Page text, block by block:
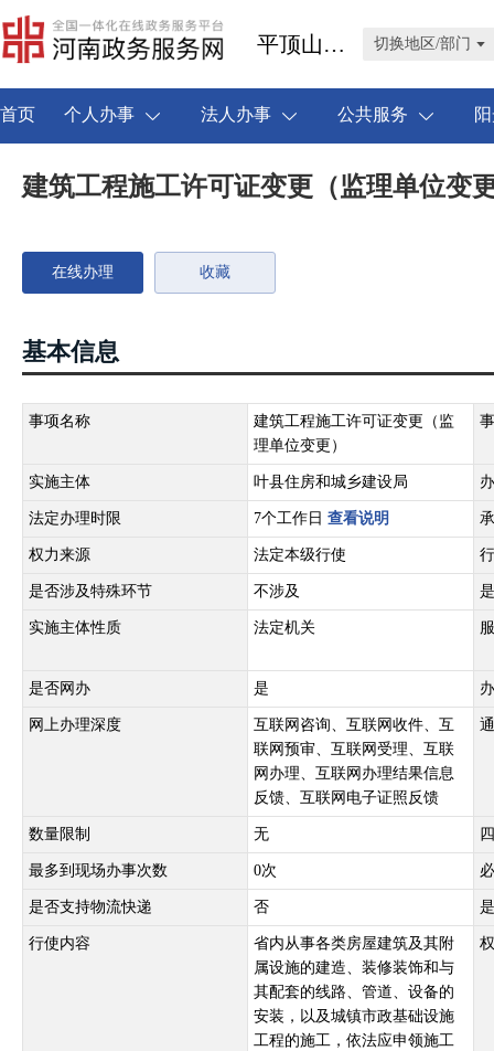
平顶山市叶县 切换地区/部门
首页 个人办事 法人办事 公共服务
建筑工程施工许可证变更（监理单位变
在线办理 收藏
基本信息
事项名称
建筑工程施工许可证变更（监
理单位变更）
实施主体 叶县住房和城乡建设局
法定办理时限 7个工作日 查看说明
权力来源 法定本级行使
是否涉及特殊环节 不涉及
实施主体性质 法定机关
是否网办 是
网上办理深度
互联网咨询、互联网收件、互
联网预审、互联网受理、互联
网办理、互联网办理结果信息
反馈、互联网电子证照反馈
数量限制 无
最多到现场办事次数 0次
是否支持物流快递 否
行使内容
省内从事各类房屋建筑及其附
属设施的建造、装修装饰和与
其配套的线路、管道、设备的
安装，以及城镇市政基础设施
工程的施工，依法应申领施工